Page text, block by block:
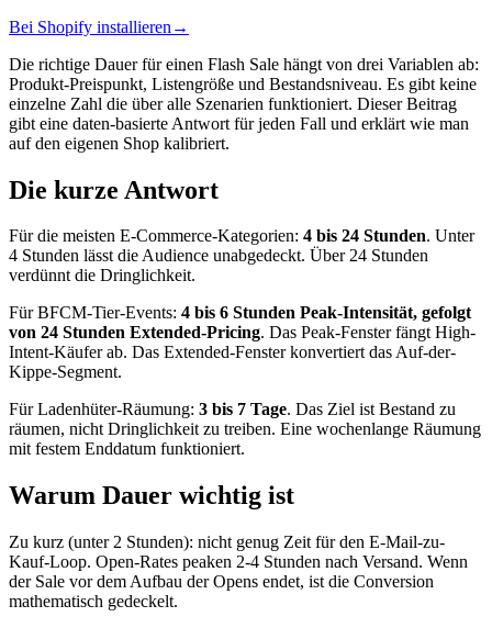
Bei Shopify installieren →
Die richtige Dauer für einen Flash Sale hängt von drei Variablen ab:
Produkt-Preispunkt, Listengröße und Bestandsniveau. Es gibt keine
einzelne Zahl die über alle Szenarien funktioniert. Dieser Beitrag
gibt eine daten-basierte Antwort für jeden Fall und erklärt wie man
auf den eigenen Shop kalibriert.
Die kurze Antwort
Für die meisten E-Commerce-Kategorien: 4 bis 24 Stunden. Unter
4 Stunden lässt die Audience unabgedeckt. Über 24 Stunden
verdünnt die Dringlichkeit.
Für BFCM-Tier-Events: 4 bis 6 Stunden Peak-Intensität, gefolgt
von 24 Stunden Extended-Pricing. Das Peak-Fenster fängt High-
Intent-Käufer ab. Das Extended-Fenster konvertiert das Auf-der-
Kippe-Segment.
Für Ladenhüter-Räumung: 3 bis 7 Tage. Das Ziel ist Bestand zu
räumen, nicht Dringlichkeit zu treiben. Eine wochenlange Räumung
mit festem Enddatum funktioniert.
Warum Dauer wichtig ist
Zu kurz (unter 2 Stunden): nicht genug Zeit für den E-Mail-zu-
Kauf-Loop. Open-Rates peaken 2-4 Stunden nach Versand. Wenn
der Sale vor dem Aufbau der Opens endet, ist die Conversion
mathematisch gedeckelt.